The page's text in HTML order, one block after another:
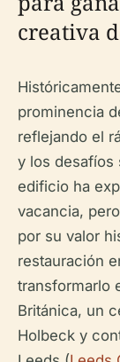
creativa
prominencia
reflejando el
y los desafíos
edificio ha
vacancia,
por su valor
restauración
transformarlo
Británica, un
Holbeck y